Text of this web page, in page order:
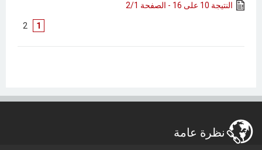
النتيجة 10 على 16 - الصفحة 2/1
1
2
نظرة عامة